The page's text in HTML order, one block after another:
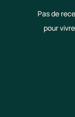
Pas de
pour